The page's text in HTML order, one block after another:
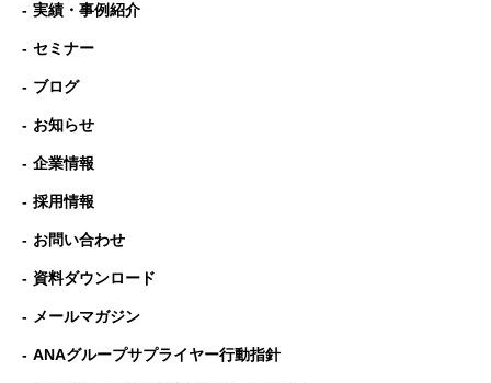
実績・事例紹介
セミナー
ブログ
お知らせ
企業情報
採用情報
お問い合わせ
資料ダウンロード
メールマガジン
ANAグループサプライヤー行動指針